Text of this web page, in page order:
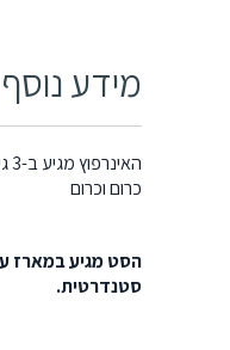
מידע נוסף
כרום וכרום
הסט מגיע במארז
סטנדרטית.